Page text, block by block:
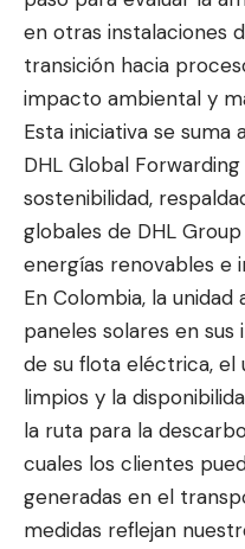
en otras instalaciones
transición hacia
impacto ambiental y
Esta iniciativa se suma
DHL Global
sostenibilidad,
globales de DHL
energías renovables e
En Colombia, la
paneles solares en sus
de su flota eléctrica, el
limpios y la
la ruta para la
cuales los clientes
generadas en el
medidas reflejan